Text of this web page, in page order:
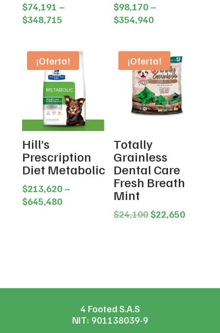
$74,191 –
$348,715Price
through
$348,715
$98,170 –
$354,940Price
through
$354,940
¡Oferta!
Hill’s
Prescription
Diet Metabolic
$213,620 –
$645,480Price
¡Oferta!
Totally
Grainless
Dental Care
Fresh Breath
Mint
$24,100 Original
$22,650Current
4 Footed S.A.S
NIT: 901138039-9